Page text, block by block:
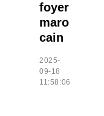
foyer
maro
cain
2025-
09-18
11:58:06